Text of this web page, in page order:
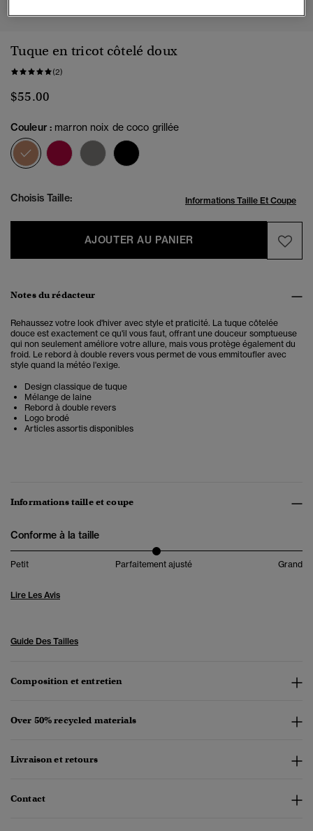
Tuque en tricot côtelé doux
(2)
$55.00
Couleur : marron noix de coco grillée
sélectionné
Choisis Taille: Informations Taille Et Coupe
AJOUTER AU PANIER
Notes du rédacteur
Rehaussez votre look d'hiver avec style et praticité. La tuque côtelée
douce est exactement ce qu'il vous faut, offrant une douceur somptueuse
qui non seulement améliore votre allure, mais vous protège également du
froid. Le rebord à double revers vous permet de vous emmitoufler avec
style quand la météo l'exige.
Design classique de tuque
Mélange de laine
Rebord à double revers
Logo brodé
Articles assortis disponibles
Informations taille et coupe
Conforme à la taille
Petit Parfaitement ajusté Grand
Lire Les Avis
Guide Des Tailles
Composition et entretien
Over 50% recycled materials
Livraison et retours
Contact